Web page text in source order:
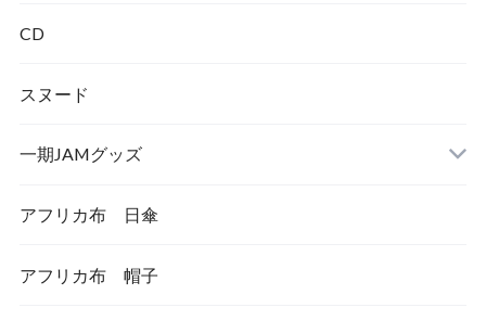
シュシュ
CD
スヌード
一期JAMグッズ
アフリカ布 日傘
アフリカ布 帽子